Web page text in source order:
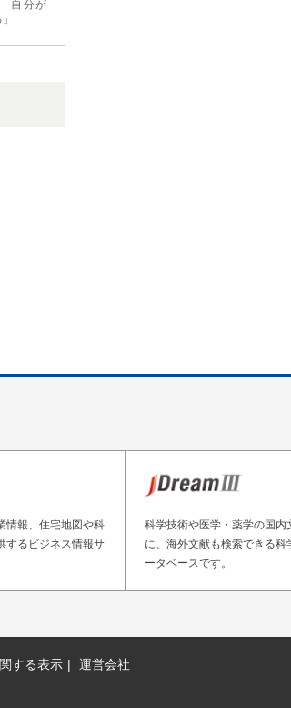
自分が
情報、住宅地図や科
するビジネス情報サ
科学技術や医学・薬学の国内
に、海外文献も検索できる科
ータベースです。
する表示 運営会社